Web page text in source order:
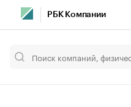
РБК Компании